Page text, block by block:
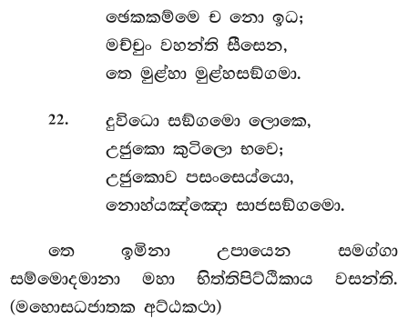
ඡෙකකම්මෙ ච නො ඉධ;
මච්චුං වහන්ති සීසෙන,
තෙ මුළ්හා මුළ්හසඞ්ගමා.
22. දුවිධො සඞ්ගමො ලොකෙ,
උජුකො කුටිලො භවෙ;
උජුකොව පසංසෙය්යො,
නොහ්යඤ්ඤො සාජසඞ්ගමො.
තෙ ඉමිනා උපායෙන සමග්ගා
සම්මොදමානා මහා භිත්තිපිට්ඨිකාය වසන්ති.
(මහොසධජාතක අට්ඨකථා)